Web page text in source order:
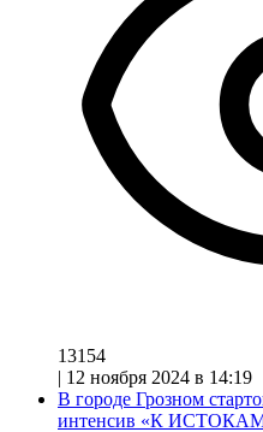
13154
| 12 ноября 2024 в 14:19
В городе Грозном
интенсив «К